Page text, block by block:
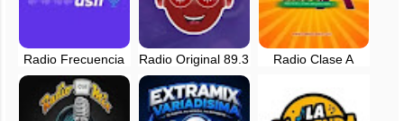
Radio Frecuencia
USIL en vivo -
Lima, Perú
Radio Original 89.3
FM en vivo - Asia,
Lima
Radio Clase A
Lima, Perú